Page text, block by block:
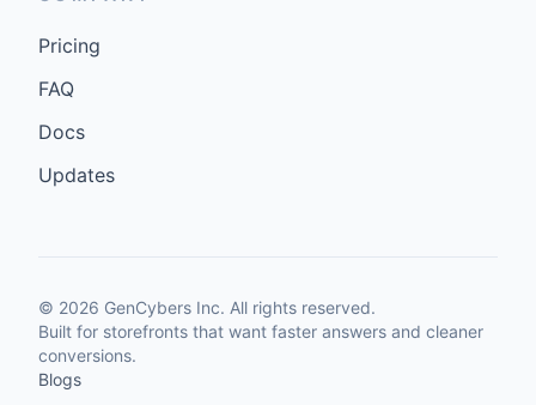
Pricing
FAQ
Docs
Updates
© 2026 GenCybers Inc. All rights reserved.
Built for storefronts that want faster answers and cleaner
conversions.
Blogs